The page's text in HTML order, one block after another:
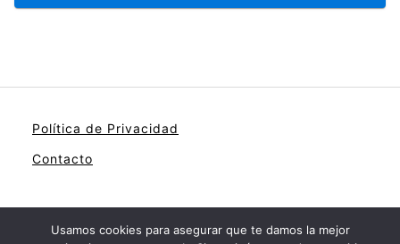
Política de Privacidad
Contacto
Usamos cookies para asegurar que te damos la mejor